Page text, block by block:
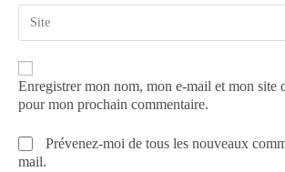
Enregistrer mon nom, mon e-mail et mon site
pour mon prochain commentaire.
Prévenez-moi de tous les nouveaux
mail.